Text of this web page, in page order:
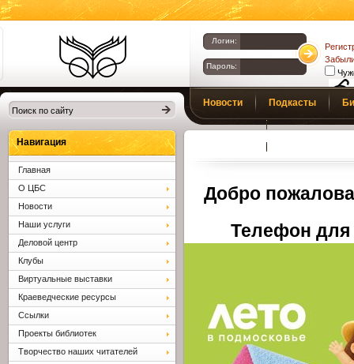
Библиотеки
Клина. Клинская
ЦБС.
Логин:
Пароль:
Новости Подкасты
Добро
Телефон для
Навигация
Главная
О ЦБС
Новости
Наши услуги
Деловой центр
Клубы
Виртуальные выставки
Краеведческие ресурсы
Ссылки
Проекты библиотек
Творчество наших читателей